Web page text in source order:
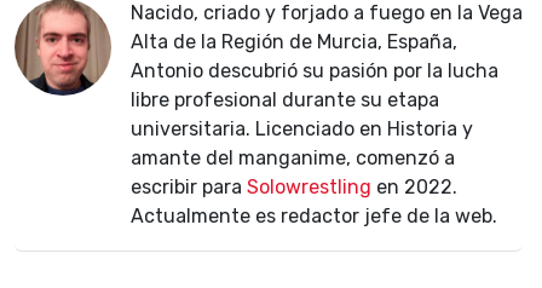
Nacido, criado y forjado a fuego en la Vega
Alta de la Región de Murcia, España,
Antonio descubrió su pasión por la lucha
libre profesional durante su etapa
universitaria. Licenciado en Historia y
amante del manganime, comenzó a
escribir para Solowrestling en 2022.
Actualmente es redactor jefe de la web.